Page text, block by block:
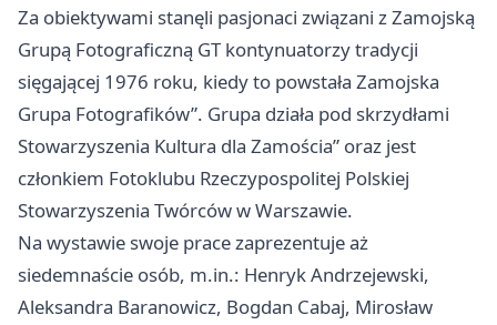
Za obiektywami stanęli pasjonaci związani z Zamojską
Grupą Fotograficzną GT kontynuatorzy tradycji
sięgającej 1976 roku, kiedy to powstała Zamojska
Grupa Fotografików”. Grupa działa pod skrzydłami
Stowarzyszenia Kultura dla Zamościa” oraz jest
członkiem Fotoklubu Rzeczypospolitej Polskiej
Stowarzyszenia Twórców w Warszawie.
Na wystawie swoje prace zaprezentuje aż
siedemnaście osób, m.in.: Henryk Andrzejewski,
Aleksandra Baranowicz, Bogdan Cabaj, Mirosław